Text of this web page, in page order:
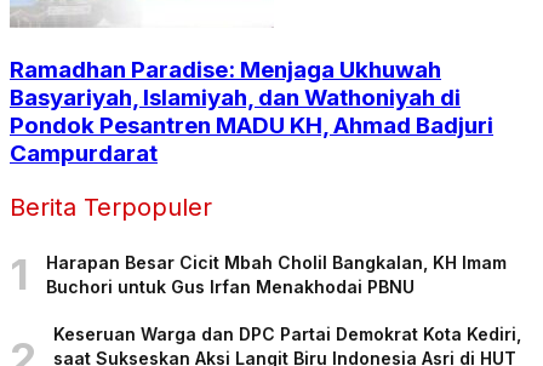
Ramadhan Paradise: Menjaga Ukhuwah
Basyariyah, Islamiyah, dan Wathoniyah di
Pondok Pesantren MADU KH, Ahmad Badjuri
Campurdarat
Berita Terpopuler
1
Harapan Besar Cicit Mbah Cholil Bangkalan, KH Imam
Buchori untuk Gus Irfan Menakhodai PBNU
Keseruan Warga dan DPC Partai Demokrat Kota Kediri,
saat Sukseskan Aksi Langit Biru Indonesia Asri di HUT